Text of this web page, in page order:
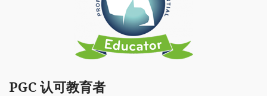
PGC 认可教育者